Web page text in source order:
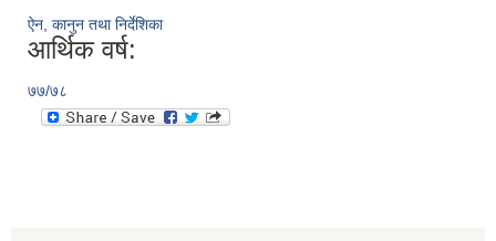
ऐन, कानुन तथा निर्देशिका
आर्थिक वर्ष:
७७/७८